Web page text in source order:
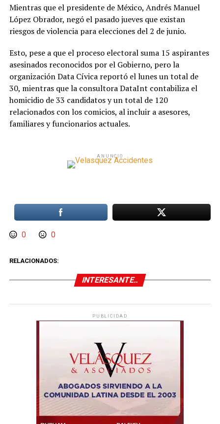
Mientras que el presidente de México, Andrés Manuel
López Obrador, negó el pasado jueves que existan
riesgos de violencia para elecciones del 2 de junio.
Esto, pese a que el proceso electoral suma 15 aspirantes
asesinados reconocidos por el Gobierno, pero la
organización Data Cívica reportó el lunes un total de
30, mientras que la consultora DataInt contabiliza el
homicidio de 33 candidatos y un total de 120
relacionados con los comicios, al incluir a asesores,
familiares y funcionarios actuales.
ANUNCIO
0 0
RELACIONADOS:
INTERESANTE..
PUBLICIDAD